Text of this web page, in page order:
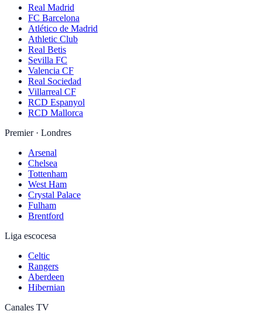
Real Madrid
FC Barcelona
Atlético de Madrid
Athletic Club
Real Betis
Sevilla FC
Valencia CF
Real Sociedad
Villarreal CF
RCD Espanyol
RCD Mallorca
Premier · Londres
Arsenal
Chelsea
Tottenham
West Ham
Crystal Palace
Fulham
Brentford
Liga escocesa
Celtic
Rangers
Aberdeen
Hibernian
Canales TV